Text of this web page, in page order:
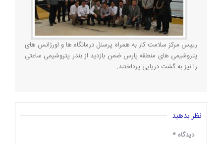
رییس مرکز سلامت کار به همراه پرسنل درمانگاه ها و اورژانس های
پتروشیمی های منطقه پارس ضمن بازدید از بندر پتروشیمی ساعتی
را نیز به گشت دریایی پرداختند.
نظر بدهید
دیدگاه*